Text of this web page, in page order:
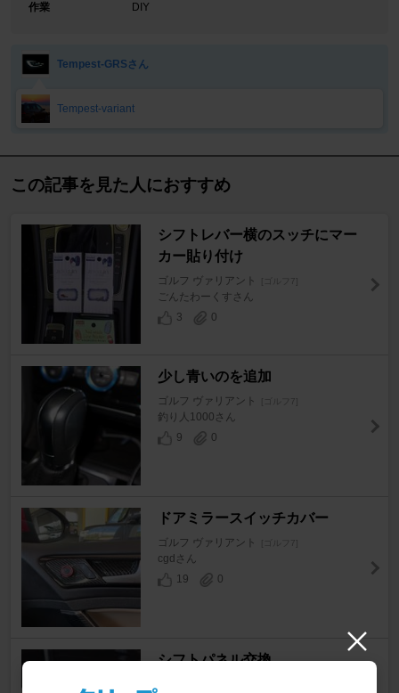
作業
DIY
Tempest-GRSさん
Tempest-variant
この記事を見た人におすすめ
シフトレバー横のスッチにマー
カー貼り付け
ゴルフ ヴァリアント [ゴルフ7]
ごんたわーくすさん
3
0
少し青いのを追加
ゴルフ ヴァリアント [ゴルフ7]
釣り人1000さん
9
0
ドアミラースイッチカバー
ゴルフ ヴァリアント [ゴルフ7]
cgdさん
19
0
シフトパネル交換